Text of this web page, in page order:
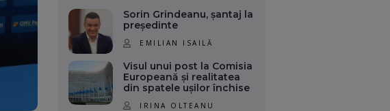
Sorin Grindeanu, șantaj la
președinte
EMILIAN ISAILĂ
Visul unui post la Comisia
Europeană și realitatea
din spatele ușilor închise
IRINA OLTEANU